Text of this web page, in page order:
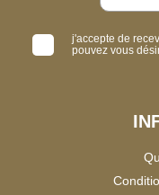
j'accepte de
pouvez vous